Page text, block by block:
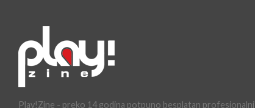
Play!Zine - preko 14 godina potpuno besplatan profesionalni